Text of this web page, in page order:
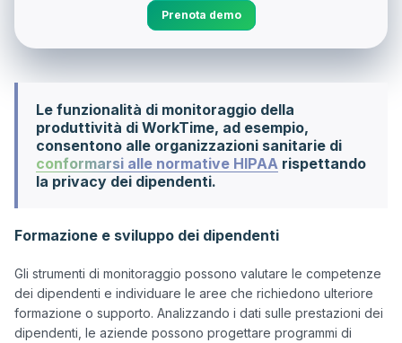
Prenota demo
Le funzionalità di monitoraggio della
produttività di WorkTime, ad esempio,
consentono alle organizzazioni sanitarie di
conformarsi alle normative HIPAA rispettando
la privacy dei dipendenti.
Formazione e sviluppo dei dipendenti
Gli strumenti di monitoraggio possono valutare le competenze
dei dipendenti e individuare le aree che richiedono ulteriore
formazione o supporto. Analizzando i dati sulle prestazioni dei
dipendenti, le aziende possono progettare programmi di